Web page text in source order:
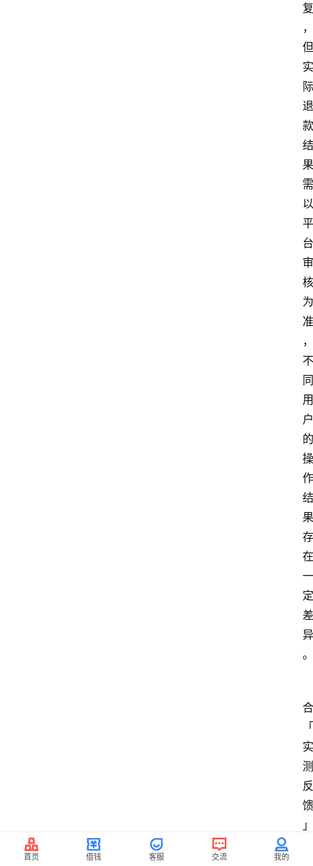
复
，
但
实
际
退
款
结
果
需
以
平
台
审
核
为
准
，
不
同
用
户
的
操
作
结
果
存
在
一
定
差
异
。
合
「
实
测
反
馈
」
首页 借钱 客服 交流 我的